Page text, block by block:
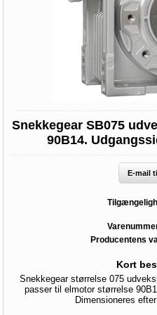
Snekkegear SB075
90B14.
E-mail
Producentens
Kort
Snekkegear størrelse 075
passer til elmotor størrelse
Dimensioneres